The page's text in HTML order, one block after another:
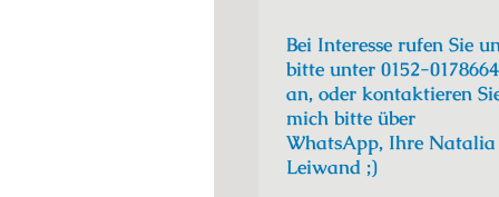
Bei Interesse rufen Sie
bitte unter 0152-
an, oder kontaktieren
mich bitte über
WhatsApp, Ihre Natalia
Leiwand ;)